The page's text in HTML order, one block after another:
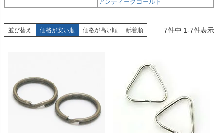
アンティークゴールド
並び替え 価格が安い順 価格が高い順 新着順 7件中 1-7件表示